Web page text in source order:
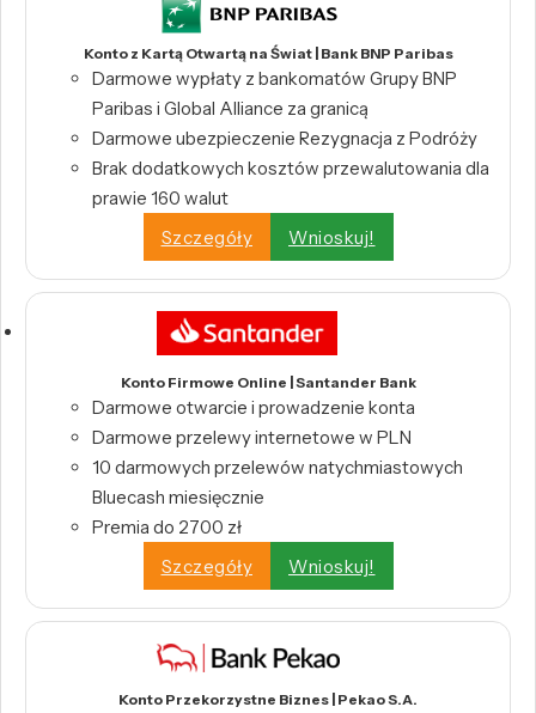
Konto z Kartą Otwartą na Świat | Bank BNP Paribas
Darmowe wypłaty z bankomatów Grupy BNP
Paribas i Global Alliance za granicą
Darmowe ubezpieczenie Rezygnacja z Podróży
Brak dodatkowych kosztów przewalutowania dla
prawie 160 walut
Szczegóły
Wnioskuj!
Konto Firmowe Online | Santander Bank
Darmowe otwarcie i prowadzenie konta
Darmowe przelewy internetowe w PLN
10 darmowych przelewów natychmiastowych
Bluecash miesięcznie
Premia do 2700 zł
Szczegóły
Wnioskuj!
Konto Przekorzystne Biznes | Pekao S.A.